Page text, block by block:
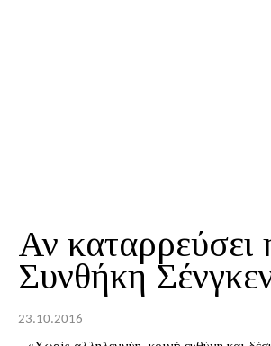
Αν καταρρεύσει
Συνθήκη
23.10.2016